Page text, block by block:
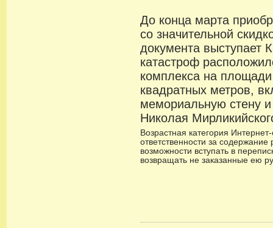
До конца марта
со значительной
документа выступает
катастроф
комплекса на
квадратных метров,
мемориальную стену
Николая
Возрастная категория
ответственности за
возможности вступать в
возвращать не заказанные ею